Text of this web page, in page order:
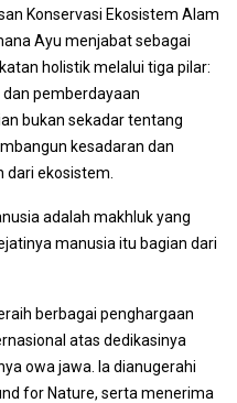
Konservasi Ekosistem Alam
Ayu menjabat sebagai
holistik melalui tiga pilar:
pemberdayaan
bukan sekadar tentang
kesadaran dan
dari ekosistem.
adalah makhluk yang
manusia itu bagian dari
berbagai penghargaan
atas dedikasinya
owa jawa. Ia dianugerahi
for Nature, serta menerima